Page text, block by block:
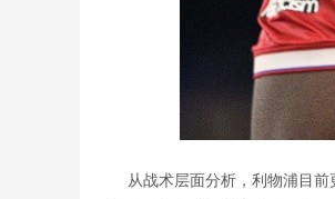
从战术层面分析，利物浦目